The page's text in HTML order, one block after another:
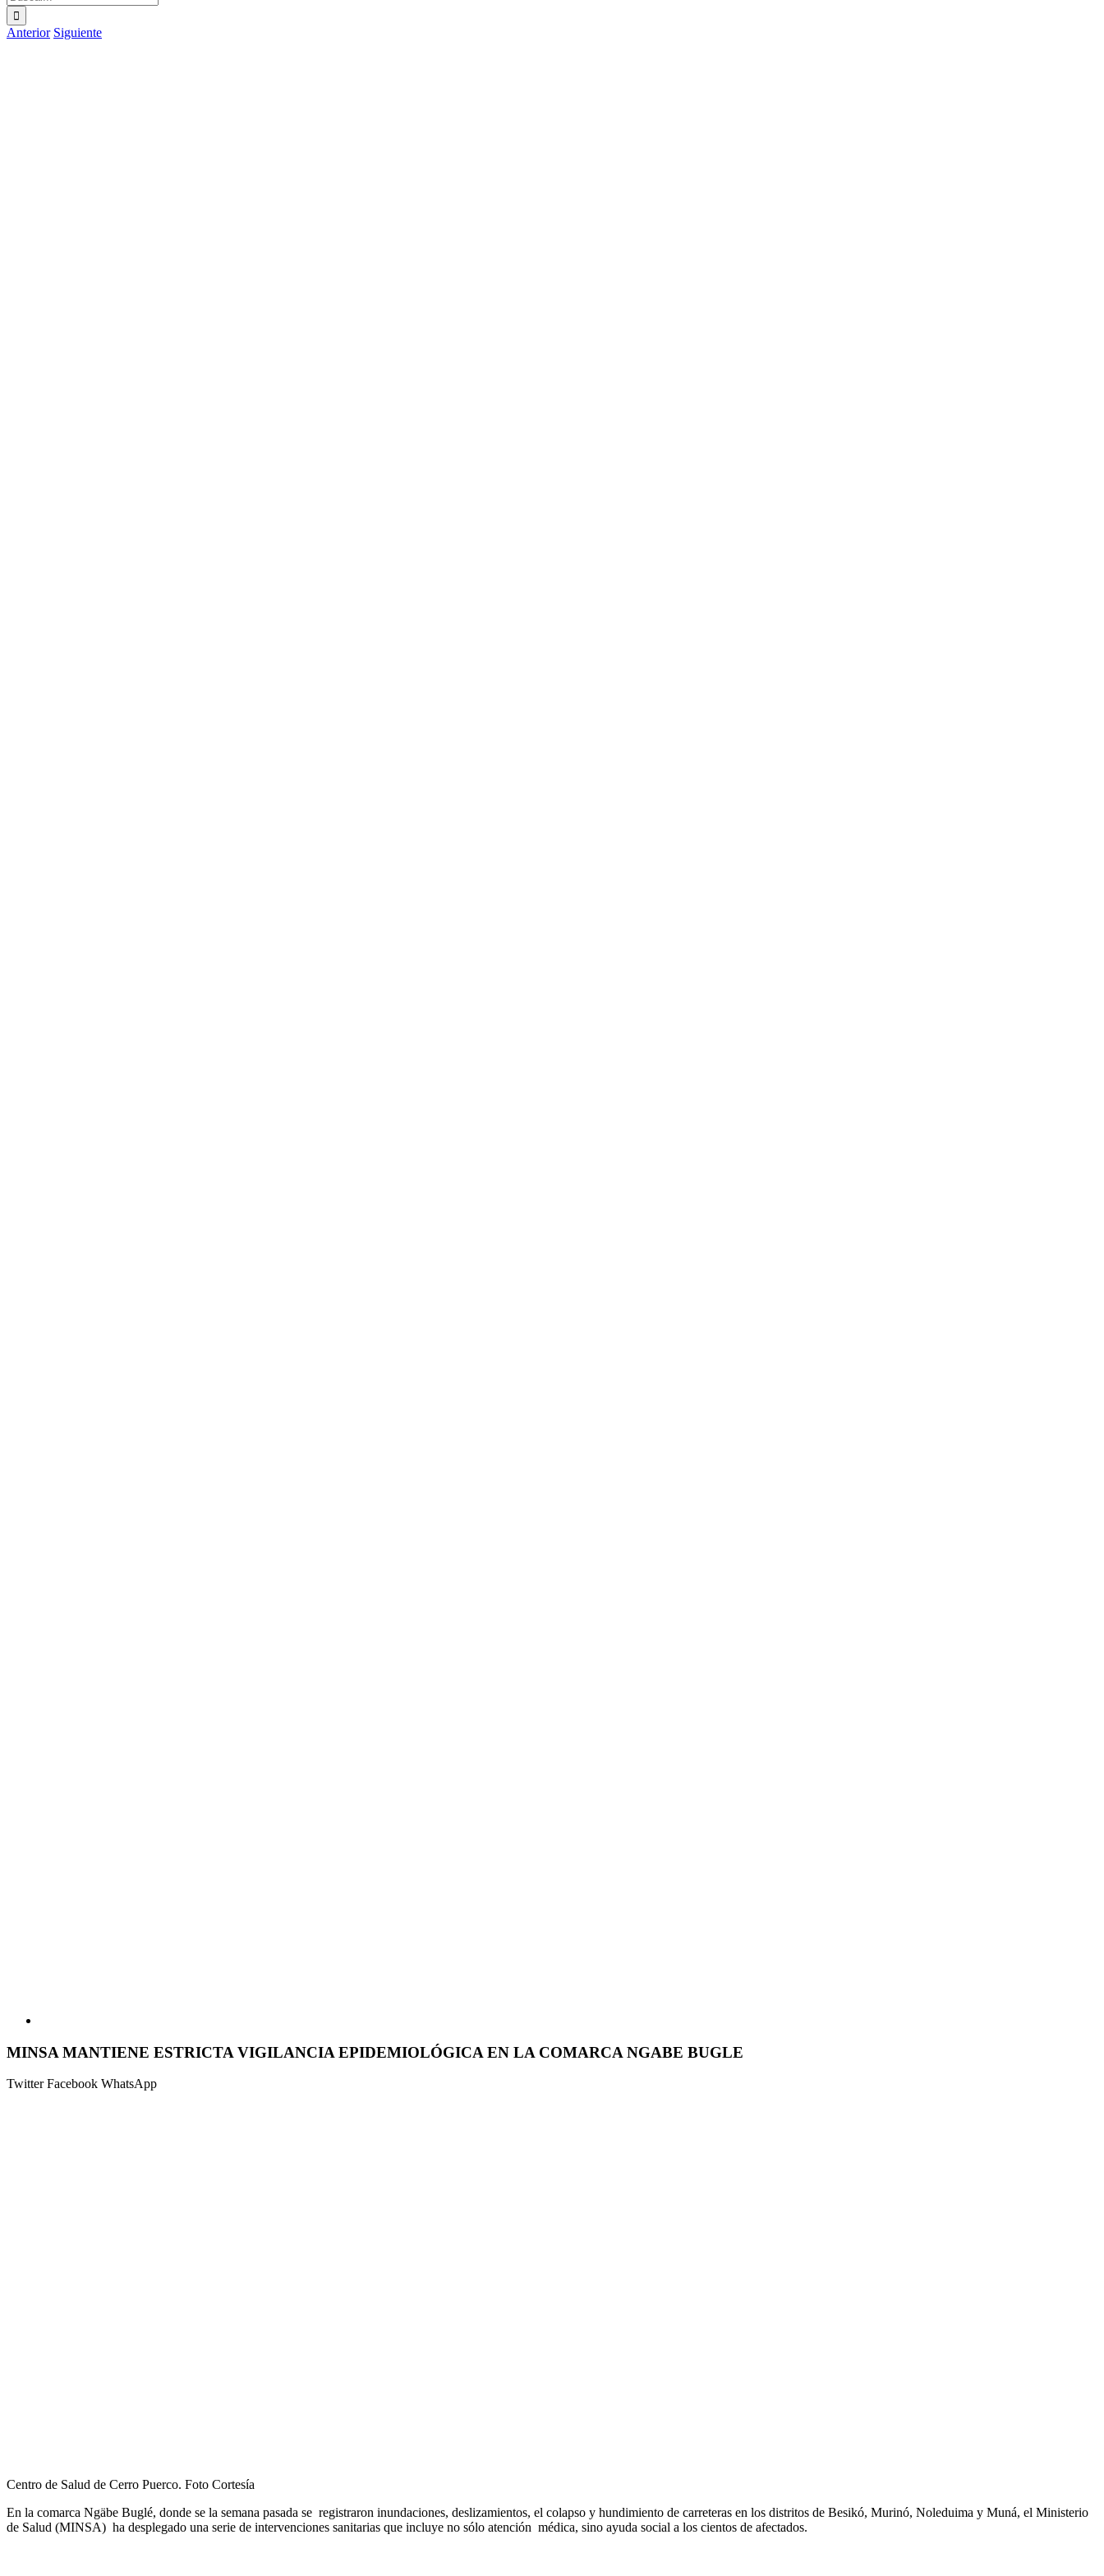
Anterior Siguiente
MINSA MANTIENE ESTRICTA VIGILANCIA EPIDEMIOLÓGICA EN LA COMARCA NGABE BUGLE
TwitterFacebook WhatsApp
Centro de Salud de Cerro Puerco. Foto Cortesía
En la comarca Ngäbe Buglé, donde se la semana pasada se registraron inundaciones, deslizamientos, el colapso y hundimiento de carreteras en los distritos de Besikó, Murinó, Noleduima y Muná, el Ministerio
de Salud (MINSA) ha desplegado una serie de intervenciones sanitarias que incluye no sólo atención médica, sino ayuda social a los cientos de afectados.